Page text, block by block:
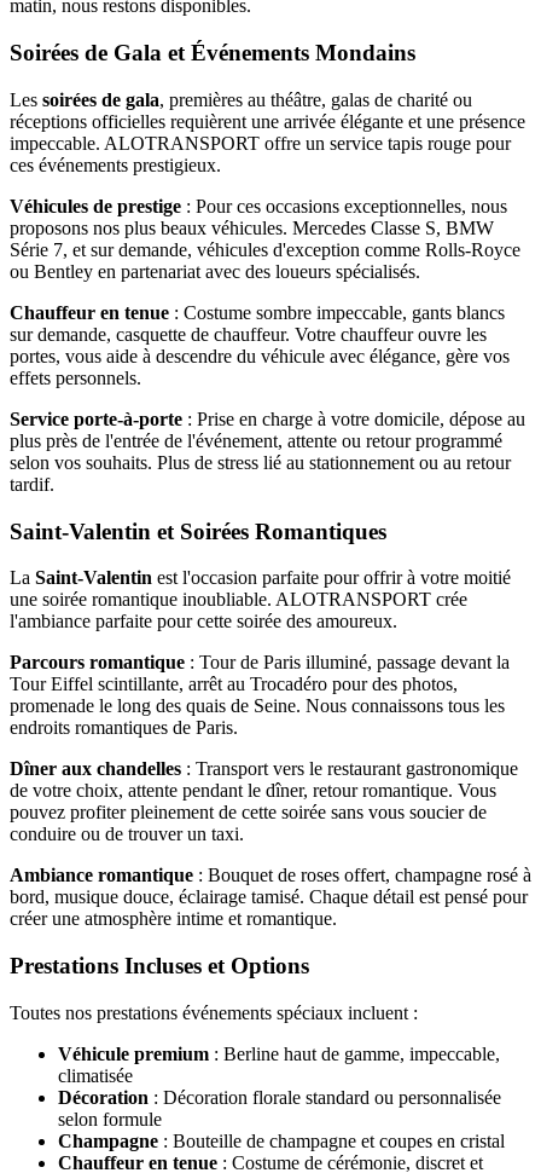
matin, nous restons disponibles.
Soirées de Gala et Événements Mondains
Les soirées de gala, premières au théâtre, galas de charité ou
réceptions officielles requièrent une arrivée élégante et une présence
impeccable. ALOTRANSPORT offre un service tapis rouge pour
ces événements prestigieux.
Véhicules de prestige : Pour ces occasions exceptionnelles, nous
proposons nos plus beaux véhicules. Mercedes Classe S, BMW
Série 7, et sur demande, véhicules d'exception comme Rolls-Royce
ou Bentley en partenariat avec des loueurs spécialisés.
Chauffeur en tenue : Costume sombre impeccable, gants blancs
sur demande, casquette de chauffeur. Votre chauffeur ouvre les
portes, vous aide à descendre du véhicule avec élégance, gère vos
effets personnels.
Service porte-à-porte : Prise en charge à votre domicile, dépose au
plus près de l'entrée de l'événement, attente ou retour programmé
selon vos souhaits. Plus de stress lié au stationnement ou au retour
tardif.
Saint-Valentin et Soirées Romantiques
La Saint-Valentin est l'occasion parfaite pour offrir à votre moitié
une soirée romantique inoubliable. ALOTRANSPORT crée
l'ambiance parfaite pour cette soirée des amoureux.
Parcours romantique : Tour de Paris illuminé, passage devant la
Tour Eiffel scintillante, arrêt au Trocadéro pour des photos,
promenade le long des quais de Seine. Nous connaissons tous les
endroits romantiques de Paris.
Dîner aux chandelles : Transport vers le restaurant gastronomique
de votre choix, attente pendant le dîner, retour romantique. Vous
pouvez profiter pleinement de cette soirée sans vous soucier de
conduire ou de trouver un taxi.
Ambiance romantique : Bouquet de roses offert, champagne rosé à
bord, musique douce, éclairage tamisé. Chaque détail est pensé pour
créer une atmosphère intime et romantique.
Prestations Incluses et Options
Toutes nos prestations événements spéciaux incluent :
Véhicule premium : Berline haut de gamme, impeccable,
climatisée
Décoration : Décoration florale standard ou personnalisée
selon formule
Champagne : Bouteille de champagne et coupes en cristal
Chauffeur en tenue : Costume de cérémonie, discret et